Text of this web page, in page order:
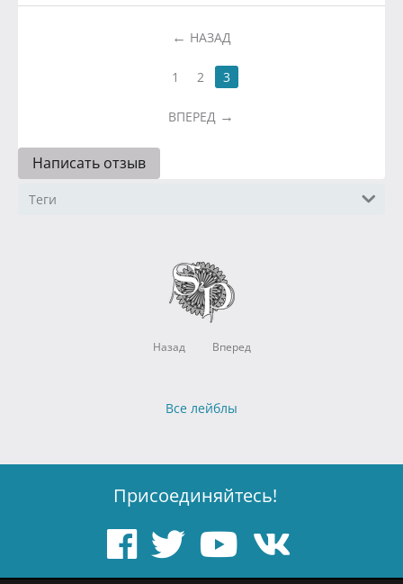
НАЗАД
1 2 3
ВПЕРЕД
Написать отзыв
Теги
Назад Вперед
Все лейблы
Присоединяйтесь!